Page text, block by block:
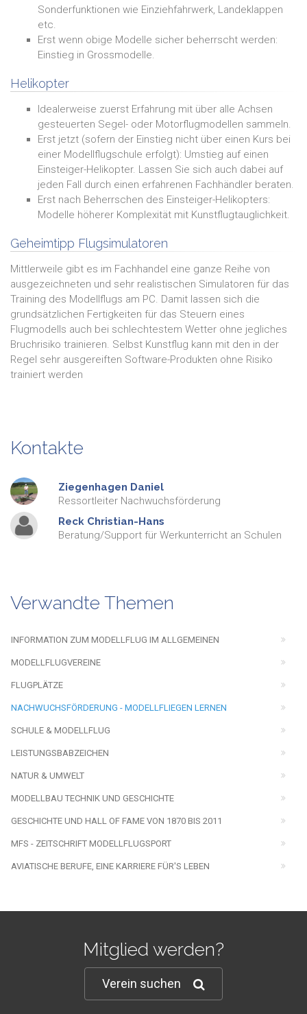
Sonderfunktionen wie Einziehfahrwerk, Landeklappen
etc.
Erst wenn obige Modelle sicher beherrscht werden:
Einstieg in Grossmodelle.
Helikopter
Idealerweise zuerst Erfahrung mit über alle Achsen
gesteuerten Segel- oder Motorflugmodellen sammeln.
Erst jetzt (sofern der Einstieg nicht über einen Kurs bei
einer Modellflugschule erfolgt): Umstieg auf einen
Einsteiger-Helikopter. Lassen Sie sich auch dabei auf
jeden Fall durch einen erfahrenen Fachhändler beraten.
Erst nach Beherrschen des Einsteiger-Helikopters:
Modelle höherer Komplexität mit Kunstflugtauglichkeit.
Geheimtipp Flugsimulatoren
Mittlerweile gibt es im Fachhandel eine ganze Reihe von
ausgezeichneten und sehr realistischen Simulatoren für das
Training des Modellflugs am PC. Damit lassen sich die
grundsätzlichen Fertigkeiten für das Steuern eines
Flugmodells auch bei schlechtestem Wetter ohne jegliches
Bruchrisiko trainieren. Selbst Kunstflug kann mit den in der
Regel sehr ausgereiften Software-Produkten ohne Risiko
trainiert werden
Kontakte
Ziegenhagen Daniel
Ressortleiter Nachwuchsförderung
Reck Christian-Hans
Beratung/Support für Werkunterricht an Schulen
Verwandte Themen
INFORMATION ZUM MODELLFLUG IM ALLGEMEINEN
MODELLFLUGVEREINE
FLUGPLÄTZE
NACHWUCHSFÖRDERUNG - MODELLFLIEGEN LERNEN
SCHULE & MODELLFLUG
LEISTUNGSBABZEICHEN
NATUR & UMWELT
MODELLBAU TECHNIK UND GESCHICHTE
GESCHICHTE UND HALL OF FAME VON 1870 BIS 2011
MFS - ZEITSCHRIFT MODELLFLUGSPORT
AVIATISCHE BERUFE, EINE KARRIERE FÜR'S LEBEN
Mitglied werden?
Verein suchen